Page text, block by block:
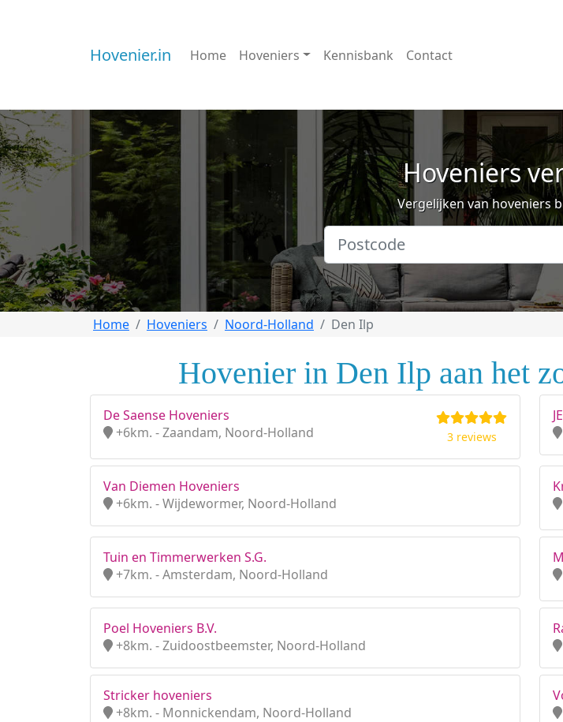
Hovenier.in Home Hoveniers Kennisbank Contact
Hoveniers
Vergelijken van hoveniers
Home Hoveniers Noord-Holland Den Ilp
Hovenier in Den Ilp aan het
De Saense Hoveniers
+6km. - Zaandam, Noord-Holland
3 reviews
Van Diemen Hoveniers
+6km. - Wijdewormer, Noord-Holland
Tuin en Timmerwerken S.G.
+7km. - Amsterdam, Noord-Holland
Poel Hoveniers B.V.
+8km. - Zuidoostbeemster, Noord-Holland
Stricker hoveniers
+8km. - Monnickendam, Noord-Holland